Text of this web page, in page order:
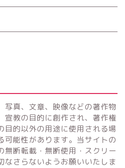
写真、文章、映像などの著作物
宣教の目的に創作され、著作権
目的以外の用途に使用される場
可能性があります。当サイトの
無断転載・無断使用・スクリー
なさらないようお願いいたしま